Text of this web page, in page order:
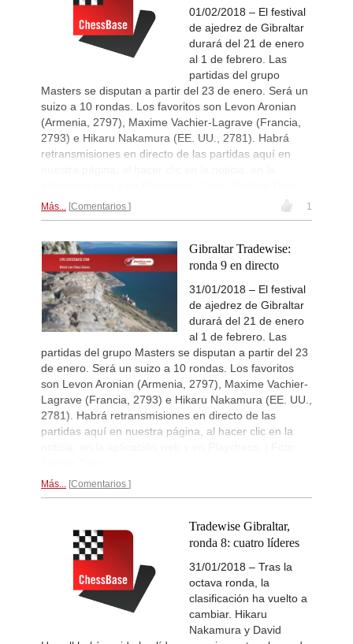
New Opening Trend
Pour Agha Bala - Olsen (D36)
Interesting Novelty
Hardaway - Erten (C45)
New Opening Trend
Rodriguez Hernandez - Elias
Interesting Novelty
Alexakis - Samant Aditya S (C65)
New Opening Trend
Amar - Nitish Belurkar (C10)
GCT Saint Louis Blitz 2026
New Opening Trend
Dominguez Perez -
Kuzubov - Gagic (D50)
New Opening Trend
Interesting Novelty
Sindarov - Dominguez Perez (C54)
New Opening Trend
Liang - Giri (B92)
New Opening Trend
Svane - Hess (D35)
Giri - Praggnanandhaa R (B06)
Interesting Novelty
Tabatabaei - Deac (E20)
Keymer - Praggnanandhaa R (D31)
New Opening Trend
Sindarov - Van Foreest (C50)
New Opening Trend
Caruana - So (D12)
01/02/2018 – El festival
de ajedrez de Gibraltar
durará del 21 de enero
al 1 de febrero. Las
partidas del grupo
Masters se disputan a partir del 23 de enero. Será un
suizo a 10 rondas. Los favoritos son Levon Aronian
(Armenia, 2797), Maxime Vachier-Lagrave (Francia,
2793) e Hikaru Nakamura (EE. UU., 2781). Habrá
retransmisiones en directo de las partidas aquí en
Más... Comentarios 1
Gibraltar Tradewise:
ronda 9 en directo
31/01/2018 – El festival
de ajedrez de Gibraltar
durará del 21 de enero
al 1 de febrero. Las
partidas del grupo Masters se disputan a partir del 23
de enero. Será un suizo a 10 rondas. Los favoritos
son Levon Aronian (Armenia, 2797), Maxime Vachier-
Lagrave (Francia, 2793) e Hikaru Nakamura (EE. UU.,
2781). Habrá retransmisiones en directo de las
partidas aquí en nuestra página, al hacer clic en la
Más... Comentarios
Tradewise Gibraltar,
ronda 8: cuatro líderes
31/01/2018 – Tras la
octava ronda, la
clasificación ha vuelto a
cambiar. Hikaru
Nakamura y David